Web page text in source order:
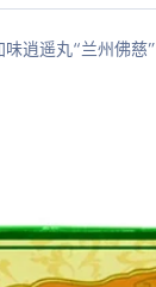
味逍遥丸“兰州佛慈”